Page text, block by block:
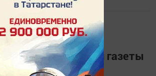
отделам редакции газеты
новости"